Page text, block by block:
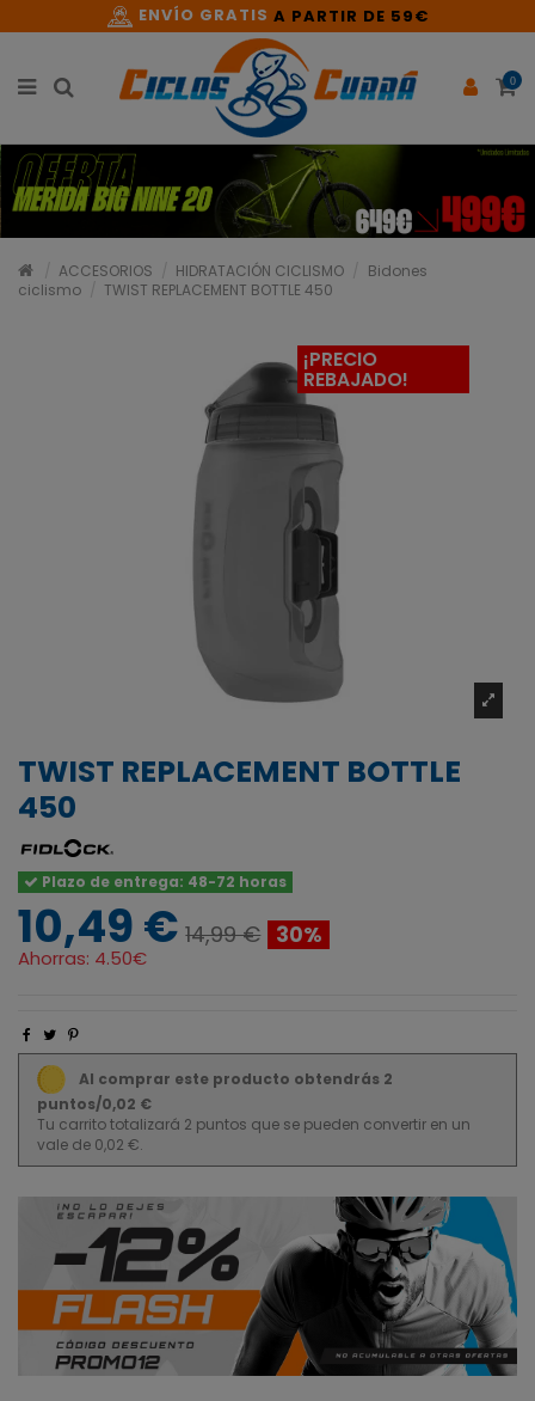
ENVÍO GRATIS A PARTIR DE 59€
0
ACCESORIOS HIDRATACIÓN CICLISMO
Bidones
ciclismo
TWIST REPLACEMENT BOTTLE 450
¡PRECIO
REBAJADO!
TWIST REPLACEMENT BOTTLE
450
Plazo de entrega: 48-72 horas
10,49 € 14,99 € 30%
Ahorras: 4.50€
Al comprar este producto obtendrás 2
puntos/0,02 €
Tu carrito totalizará 2 puntos que se pueden convertir en un
vale de 0,02 €.